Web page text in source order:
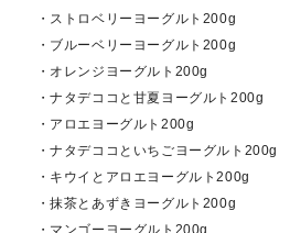
・ストロベリーヨーグルト200g
・ブルーベリーヨーグルト200g
・オレンジヨーグルト200g
・ナタデココと甘夏ヨーグルト200g
・アロエヨーグルト200g
・ナタデココといちごヨーグルト200g
・キウイとアロエヨーグルト200g
・抹茶とあずきヨーグルト200g
・マンゴーヨーグルト200g